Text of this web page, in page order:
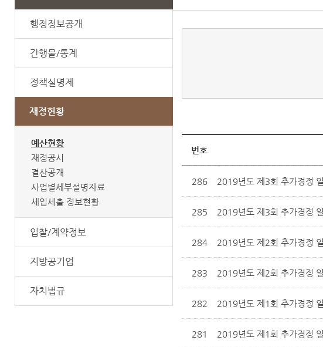
행정정보공개
간행물/통계
정책실명제
재정현황
예산현황
재정공시
결산공개
사업별세부설명자료
세입세출 정보현황
입찰/계약정보
지방공기업
자치법규
번호
286 2019년도 제3회 추가경정
285 2019년도 제3회 추가경정
284 2019년도 제2회 추가경정
283 2019년도 제2회 추가경정
282 2019년도 제1회 추가경정
281 2019년도 제1회 추가경정